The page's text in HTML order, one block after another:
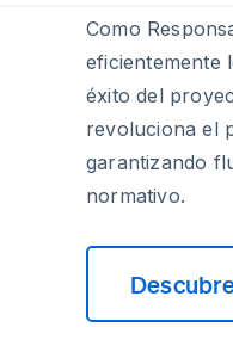
Como
eficientemente
éxito del
revoluciona el
garantizando
normativo.